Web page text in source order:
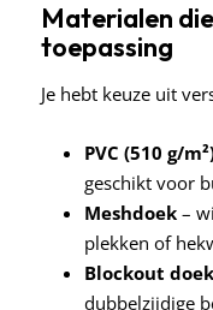
Materialen
toepassing
Je hebt keuze uit
PVC (510 g/
geschikt voor
Meshdoek –
plekken of
Blockout doek
dubbelzijdige